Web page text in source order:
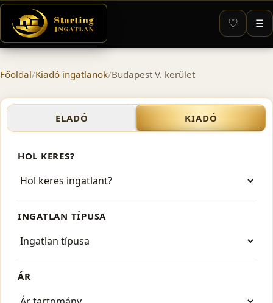
♡ ☰
Főoldal/Kiadó ingatlanok/Budapest V. kerület
Kiadó ingatlanok –
ELADÓ KIADÓ
HOL KERES?
INGATLAN TÍPUSA
ÁR